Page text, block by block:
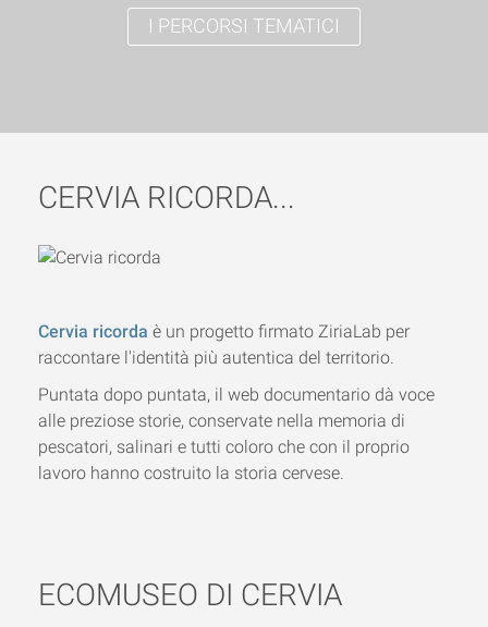
I PERCORSI TEMATICI
CERVIA RICORDA...
Cervia ricorda è un progetto firmato ZiriaLab per
raccontare l'identità più autentica del territorio.
Puntata dopo puntata, il web documentario dà voce
alle preziose storie, conservate nella memoria di
pescatori, salinari e tutti coloro che con il proprio
lavoro hanno costruito la storia cervese.
ECOMUSEO DI CERVIA